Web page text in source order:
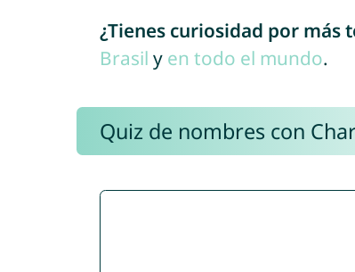
¿Tienes curiosidad por más
Brasil y en todo el mundo.
Quiz de nombres con